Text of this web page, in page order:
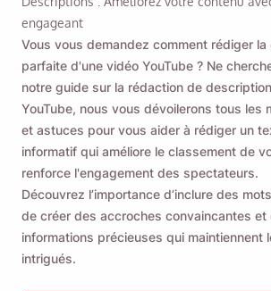
engageant
Vous vous demandez comment rédiger
parfaite d'une vidéo YouTube ? Ne
notre guide sur la rédaction de
YouTube, nous vous dévoilerons tous les
et astuces pour vous aider à rédiger un
informatif qui améliore le classement de
renforce l'engagement des spectateurs.
Découvrez l’importance d’inclure des
de créer des accroches convaincantes et
informations précieuses qui maintiennent
intrigués.